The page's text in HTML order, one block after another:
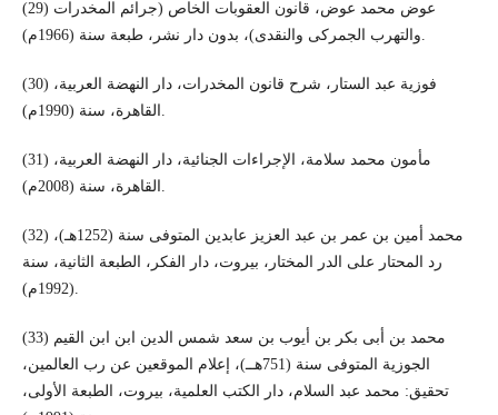
(29) عوض محمد عوض، قانون العقوبات الخاص (جرائم المخدرات
(30) فوزية عبد الستار، شرح قانون المخدرات، دار النهضة العربية،
(31) مأمون محمد سلامة، الإجراءات الجنائية، دار النهضة العربية،
(32) محمد أمين بن عمر بن عبد العزيز عابدين المتوفى سنة (1252هـ)،
رد المحتار على الدر المختار، بيروت، دار الفكر، الطبعة الثانية، سنة
(33) محمد بن أبى بكر بن أيوب بن سعد شمس الدين ابن ابن القيم
الجوزية المتوفى سنة (751هــ)، إعلام الموقعين عن رب العالمين،
تحقيق: محمد عبد السلام، دار الكتب العلمية، بيروت، الطبعة الأولى،